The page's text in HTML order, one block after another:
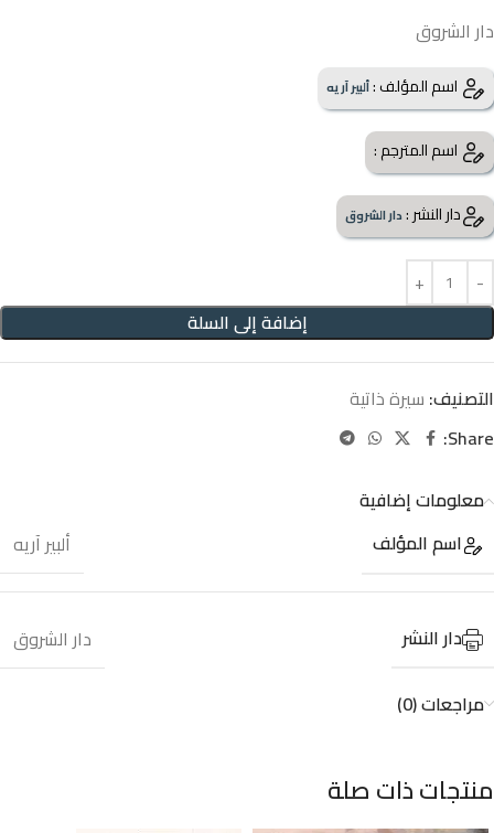
دار الشروق
اسم المؤلف :ألبير آريه
اسم المترجم :
دار النشر :دار الشروق
إضافة إلى السلة
التصنيف: سيرة ذاتية
Share:
معلومات إضافية
اسم المؤلف
ألبير آريه
دار النشر
دار الشروق
مراجعات (0)
منتجات ذات صلة